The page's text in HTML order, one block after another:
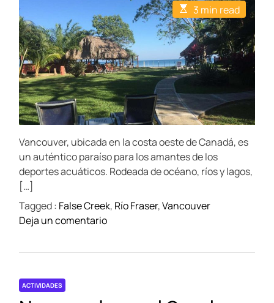
e
n
e
l
A
g
u
a
a
g
i
a
d
e
l
V
e
j
o
o
n
r
A
u
t
h
o
r
a
t
e
E
s
t
i
m
a
t
e
r
e
a
d
i
m
e
3 min read
Vancouver, ubicada en la costa oeste de Canadá, es
un auténtico paraíso para los amantes de los
deportes acuáticos. Rodeada de océano, ríos y lagos,
[…]
Tagged : False Creek, Río Fraser,Vancouver
Deja un comentarioo
¡
ACTIVIDADES